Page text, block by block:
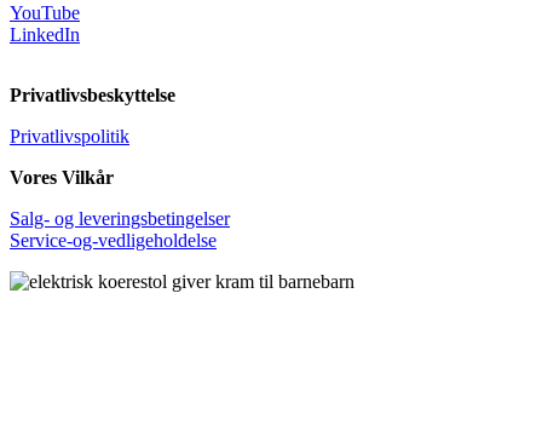
YouTube
LinkedIn
Privatlivsbeskyttelse
Privatlivspolitik
Vores Vilkår
Salg- og leveringsbetingelser
Service-og-vedligeholdelse